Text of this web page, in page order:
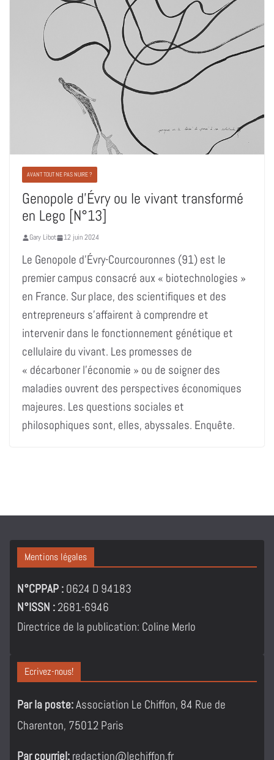
AVANT TOUT NE PAS NUIRE ?
Genopole d’Évry ou le vivant transformé
en Lego [N°13]
Gary Libot 12 juin 2024
Le Genopole d’Évry-Courcouronnes (91) est le
premier campus consacré aux « biotechnologies »
en France. Sur place, des scientifiques et des
entrepreneurs s’affairent à comprendre et
intervenir dans le fonctionnement génétique et
cellulaire du vivant. Les promesses de
« décarboner l’économie » ou de soigner des
maladies ouvrent des perspectives économiques
majeures. Les questions sociales et
philosophiques sont, elles, abyssales. Enquête.
Mentions légales
N°CPPAP : 0624 D 94183
N°ISSN :2681-6946
Directrice de la publication: Coline Merlo
Ecrivez-nous!
Par la poste:Association Le Chiffon, 84 Rue de
Charenton, 75012 Paris
Par courriel: redaction@lechiffon.fr